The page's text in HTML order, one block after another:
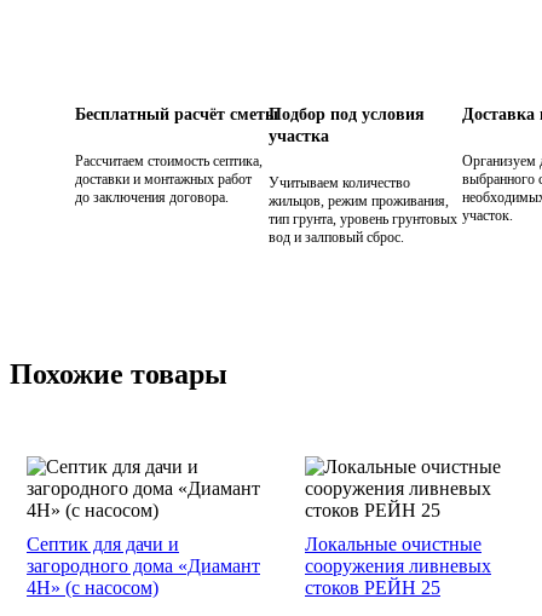
Бесплатный расчёт сметы
Рассчитаем стоимость септика,
доставки и монтажных работ
до заключения договора.
Подбор под условия
участка
Учитываем количество
жильцов, режим проживания,
тип грунта, уровень грунтовых
вод и залповый сброс.
Организуем
выбранного
участок.
Похожие товары
Септик для дачи и
загородного дома «Диамант
4H» (с насосом)
Локальные очистные
сооружения ливневых
стоков РЕЙН 25